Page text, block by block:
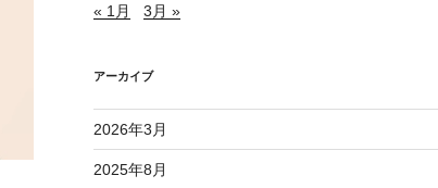
« 1月 3月 »
アーカイブ
2026年3月
2025年8月